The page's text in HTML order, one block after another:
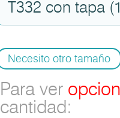
T332 con tapa
Necesito otro tamaño
Para ver
cantidad: